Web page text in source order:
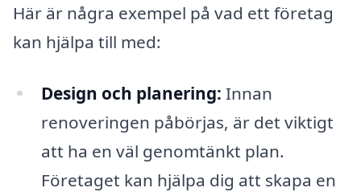
Här är några exempel på vad ett företag
kan hjälpa till med:
Design och planering: Innan
renoveringen påbörjas, är det viktigt
att ha en väl genomtänkt plan.
Företaget kan hjälpa dig att skapa en